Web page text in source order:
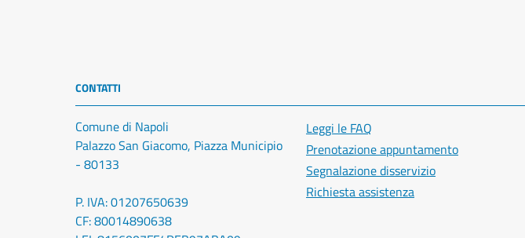
CONTATTI
Comune di Napoli
Palazzo San Giacomo, Piazza Municipio
- 80133
P. IVA: 01207650639
CF: 80014890638
Leggi le FAQ
Prenotazione appuntamento
Segnalazione disservizio
Richiesta assistenza